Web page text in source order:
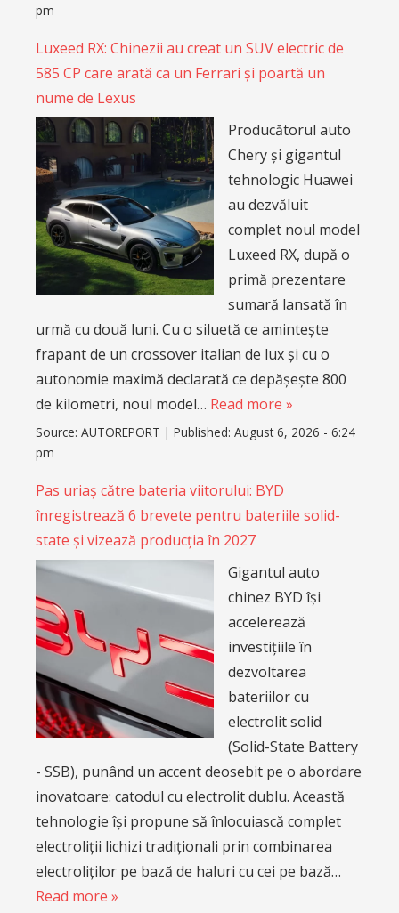
pm
Luxeed RX: Chinezii au creat un SUV electric de
585 CP care arată ca un Ferrari și poartă un
nume de Lexus
Producătorul auto
Chery și gigantul
tehnologic Huawei
au dezvăluit
complet noul model
Luxeed RX, după o
primă prezentare
sumară lansată în
urmă cu două luni. Cu o siluetă ce amintește
frapant de un crossover italian de lux și cu o
autonomie maximă declarată ce depășește 800
de kilometri, noul model… Read more »
Source: AUTOREPORT | Published: August 6, 2026 - 6:24
pm
Pas uriaș către bateria viitorului: BYD
înregistrează 6 brevete pentru bateriile solid-
state și vizează producția în 2027
Gigantul auto
chinez BYD își
accelerează
investițiile în
dezvoltarea
bateriilor cu
electrolit solid
(Solid-State Battery
- SSB), punând un accent deosebit pe o abordare
inovatoare: catodul cu electrolit dublu. Această
tehnologie își propune să înlocuiască complet
electroliții lichizi tradiționali prin combinarea
electroliților pe bază de haluri cu cei pe bază…
Read more »